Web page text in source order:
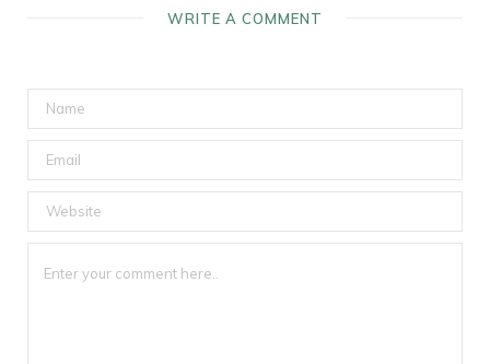
WRITE A COMMENT